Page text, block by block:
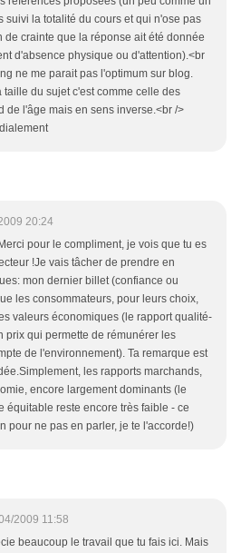
suivi la totalité du cours et qui n'ose pas
de crainte que la réponse ait été donnée
d'absence physique ou d'attention).<br
ne me parait pas l'optimum sur blog.
taille du sujet c'est comme celle des
de l'âge mais en sens inverse.<br />
20:24
pour le compliment, je vois que tu es
!Je vais tâcher de prendre en
mon dernier billet (confiance ou
les consommateurs, pour leurs choix,
valeurs économiques (le rapport qualité-
prix qui permette de rémunérer les
de l'environnement). Ta remarque est
les rapports marchands,
encore largement dominants (le
équitable reste encore très faible - ce
pour ne pas en parler, je te l'accorde!)
2009 11:58
beaucoup le travail que tu fais ici. Mais